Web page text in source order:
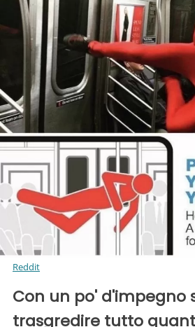
Reddit
Con un po' d'impegno
trasgredire tutto